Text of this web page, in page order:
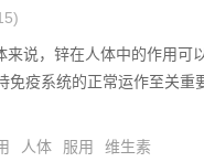
来说，锌在人体中的作用可
免疫系统的正常运作至关重
人体 服用 维生素